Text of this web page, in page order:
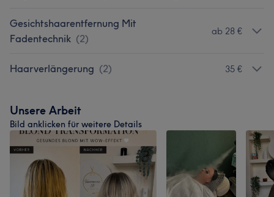
Gesichtshaarentfernung Mit
Fadentechnik (2)
ab 28 €
Haarverlängerung (2) 35 €
Unsere Arbeit
Bild anklicken für weitere Details